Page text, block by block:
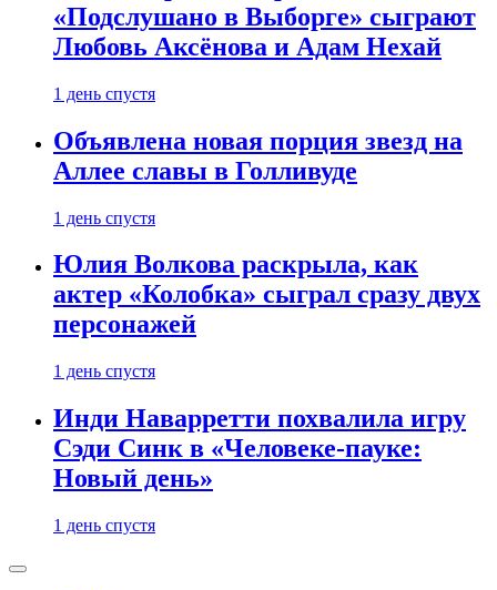
«Подслушано в Выборге» сыграют
Любовь Аксёнова и Адам Нехай
1 день спустя
Объявлена новая порция звезд на
Аллее славы в Голливуде
1 день спустя
Юлия Волкова раскрыла, как
актер «Колобка» сыграл сразу двух
персонажей
1 день спустя
Инди Наварретти похвалила игру
Сэди Синк в «Человеке-пауке:
Новый день»
1 день спустя